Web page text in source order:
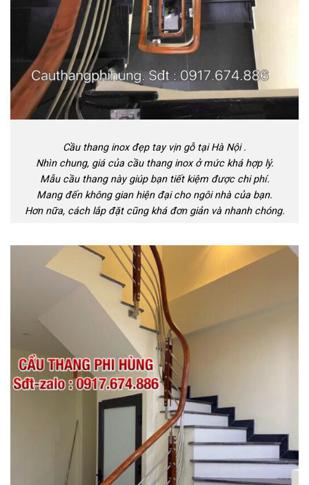
Cầu thang inox đẹp tay vịn gỗ tại Hà Nội .
Nhìn chung, giá của cầu thang inox ở mức khá hợp lý.
Mẫu cầu thang này giúp bạn tiết kiệm được chi phí.
Mang đến không gian hiện đại cho ngôi nhà của bạn.
Hơn nữa, cách lắp đặt cũng khá đơn giản và nhanh chóng.